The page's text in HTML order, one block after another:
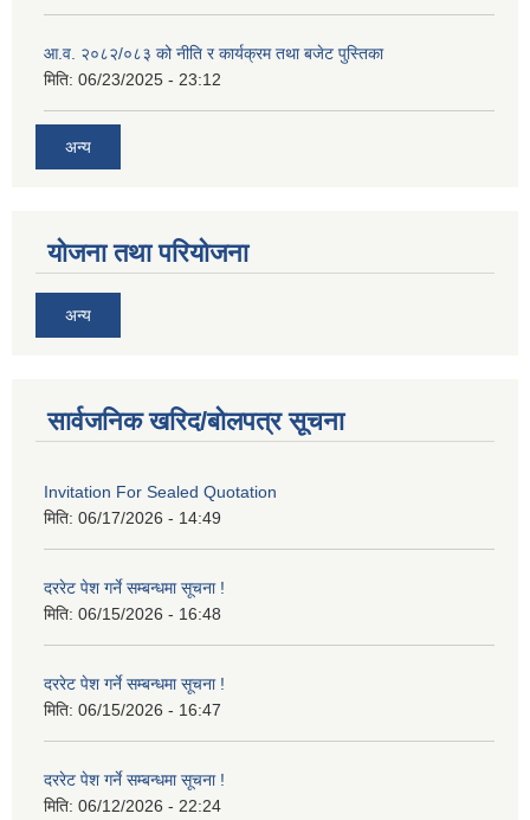
आ.व. २०८२/०८३ को नीति र कार्यक्रम तथा बजेट पुस्तिका
मिति: 06/23/2025 - 23:12
अन्य
योजना तथा परियोजना
अन्य
सार्वजनिक खरिद/बोलपत्र सूचना
Invitation For Sealed Quotation
मिति: 06/17/2026 - 14:49
दररेट पेश गर्ने सम्बन्धमा सूचना !
मिति: 06/15/2026 - 16:48
दररेट पेश गर्ने सम्बन्धमा सूचना !
मिति: 06/15/2026 - 16:47
दररेट पेश गर्ने सम्बन्धमा सूचना !
मिति: 06/12/2026 - 22:24